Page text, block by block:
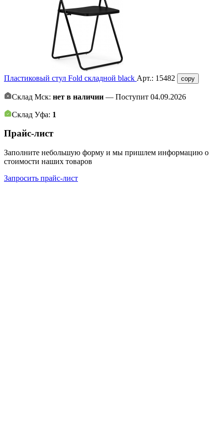
Пластиковый стул Fold складной black Арт.: 15482 copy
Склад Мск: нет в наличии — Поступит 04.09.2026
Склад Уфа: 1
Прайс-лист
Заполните небольшую форму и мы пришлем информацию о
стоимости наших товаров
Запросить прайс-лист